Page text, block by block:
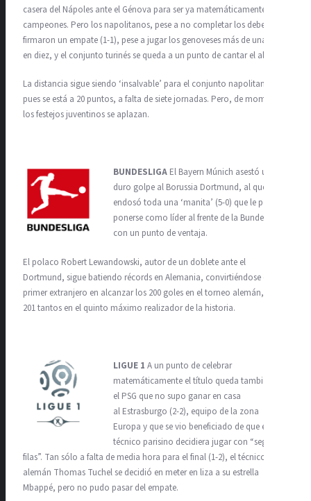
casera del Nápoles ante el Génova para ser ya matemáticamente
campeones. Pero los napolitanos, pese a no completar los deberes,
firmaron un empate (1-1), pese a jugar los genoveses más de una hora
en diez, y el conjunto turinés se queda a un punto de cantar el alirón.
La distancia sigue siendo ‘insalvable’ para el conjunto napolitano,
pues se está a 20 puntos, a falta de siete jornadas. Pero, de momento,
los festejos juventinos se aplazan.
BUNDESLIGA El Bayern Múnich asestó un
duro golpe al Borussia Dortmund, al que
endosó toda una ‘manita’ (5-0) que le permite
ponerse como líder al frente de la Bundesliga,
con un punto de ventaja.
El polaco Robert Lewandowski, autor de un doblete ante el
Dortmund, sigue batiendo récords en Alemania, convirtiéndose en el
primer extranjero en alcanzar los 200 goles en el torneo alemán, y con
201 tantos en el quinto máximo realizador de la historia.
LIGUE 1 A un punto de celebrar
matemáticamente el título queda también
el PSG que no supo ganar en casa
al Estrasburgo (2-2), equipo de la zona
Europa y que se vio beneficiado de que el
técnico parisino decidiera jugar con “segunda
filas”. Tan sólo a falta de media hora para el final (1-2), el técnico
alemán Thomas Tuchel se decidió en meter en liza a su estrella
Mbappé, pero no pudo pasar del empate.